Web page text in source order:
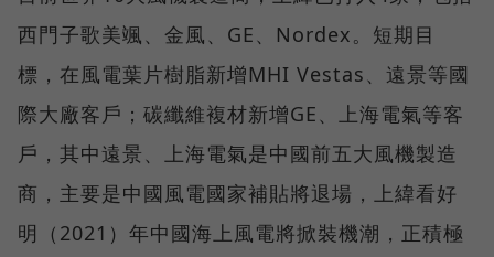
西門子歌美颯、金風、GE、Nordex。短期目
標，在風電葉片樹脂新增MHI Vestas、遠景等國
際大廠客戶；碳纖維複材新增GE、上海電氣等客
戶，其中遠景、上海電氣是中國前五大風機製造
商，主要是中國風電國家補貼將退場，上緯看好
明（2021）年中國海上風電將掀裝機潮，正積極